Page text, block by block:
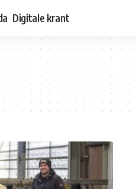
Digitale krant